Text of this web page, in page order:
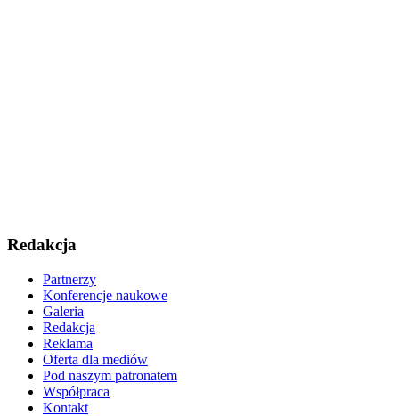
Redakcja
Partnerzy
Konferencje naukowe
Galeria
Redakcja
Reklama
Oferta dla mediów
Pod naszym patronatem
Współpraca
Kontakt